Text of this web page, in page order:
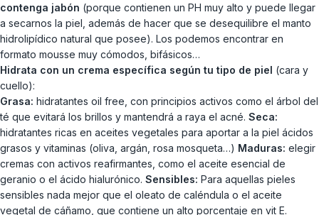
contenga jabón (porque contienen un PH muy alto y puede llegar
a secarnos la piel, además de hacer que se desequilibre el manto
hidrolipídico natural que posee). Los podemos encontrar en
formato mousse muy cómodos, bifásicos…
Hidrata con un crema específica según tu tipo de piel (cara y
cuello):
Grasa: hidratantes oil free, con principios activos como el árbol del
té que evitará los brillos y mantendrá a raya el acné. Seca:
hidratantes ricas en aceites vegetales para aportar a la piel ácidos
grasos y vitaminas (oliva, argán, rosa mosqueta…) Maduras: elegir
cremas con activos reafirmantes, como el aceite esencial de
geranio o el ácido hialurónico. Sensibles: Para aquellas pieles
sensibles nada mejor que el oleato de caléndula o el aceite
vegetal de cáñamo, que contiene un alto porcentaje en vit E.